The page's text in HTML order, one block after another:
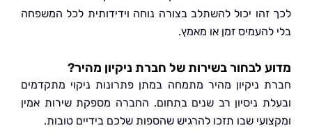
יכול להשתלב בצורה נוחה וידידותית לכל המשפחה
זמן או מאמץ.
לבחור בשירות של חברת ניקיון מהיר?
ניקיון מהיר מתמחה במתן פתרונות ניקוי מתקדמים
ניסיון רב שנים בתחום. החברה מספקת שירות אמין
שבו תזכו להרגיש שהספות שלכם בידיים טובות.